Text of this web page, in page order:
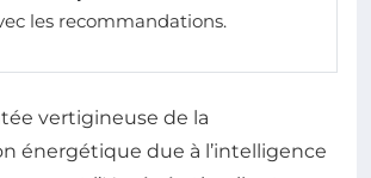
les recommandations.
vertigineuse de la
énergétique due à l’intelligence